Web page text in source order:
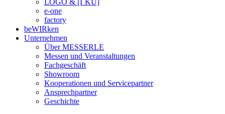
LOGO & [I´KU]
e-one
factory
beWIRken
Unternehmen
Über MESSERLE
Messen und Veranstaltungen
Fachgeschäft
Showroom
Kooperationen und Servicepartner
Ansprechpartner
Geschichte